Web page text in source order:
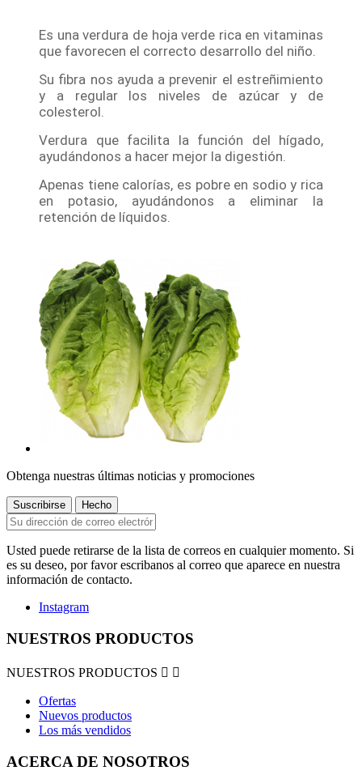
Es una verdura de hoja verde rica en vitaminas
que favorecen el correcto desarrollo del niño.
Su fibra nos ayuda a prevenir el estreñimiento
y a regular los niveles de azúcar y de
colesterol.
Verdura que facilita la función del hígado,
ayudándonos a hacer mejor la digestión.
Apenas tiene calorías, es pobre en sodio y rica
en potasio, ayudándonos a eliminar la
retención de líquidos.
Obtenga nuestras últimas noticias y promociones
Usted puede retirarse de la lista de correos en cualquier momento. Si
es su deseo, por favor escribanos al correo que aparece en nuestra
información de contacto.
Instagram
NUESTROS PRODUCTOS
NUESTROS PRODUCTOS  
Ofertas
Nuevos productos
Los más vendidos
ACERCA DE NOSOTROS